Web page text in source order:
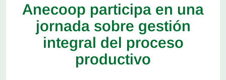
Anecoop participa en una
jornada sobre gestión
integral del proceso
productivo